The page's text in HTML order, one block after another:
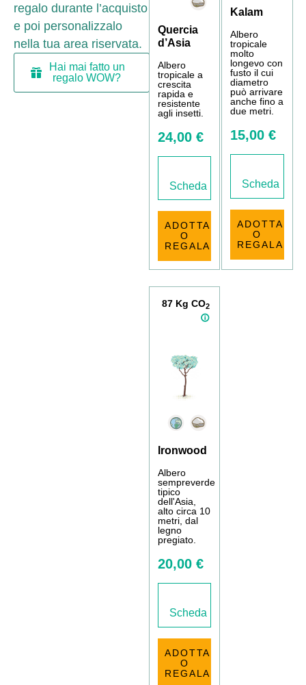
regalo durante l’acquisto
e poi personalizzalo
nella tua area riservata.
Hai mai fatto un
regalo WOW?
Quercia
d’Asia
Albero
tropicale a
crescita
rapida e
resistente
agli insetti.
24,00 €
Scheda
ADOTTA
O
REGALA
Kalam
Albero
tropicale
molto
longevo con
fusto il cui
diametro
può arrivare
anche fino a
due metri.
15,00 €
Scheda
ADOTTA
O
REGALA
87 Kg CO2
Ironwood
Albero
sempreverde
tipico
dell'Asia,
alto circa 10
metri, dal
legno
pregiato.
20,00 €
Scheda
ADOTTA
O
REGALA